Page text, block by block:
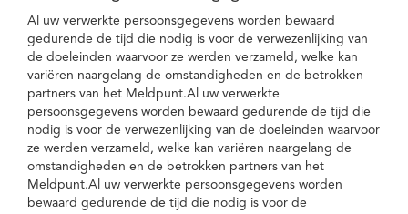
Al uw verwerkte persoonsgegevens worden bewaard
gedurende de tijd die nodig is voor de verwezenlijking van
de doeleinden waarvoor ze werden verzameld, welke kan
variëren naargelang de omstandigheden en de betrokken
partners van het Meldpunt.Al uw verwerkte
persoonsgegevens worden bewaard gedurende de tijd die
nodig is voor de verwezenlijking van de doeleinden waarvoor
ze werden verzameld, welke kan variëren naargelang de
omstandigheden en de betrokken partners van het
Meldpunt.Al uw verwerkte persoonsgegevens worden
bewaard gedurende de tijd die nodig is voor de